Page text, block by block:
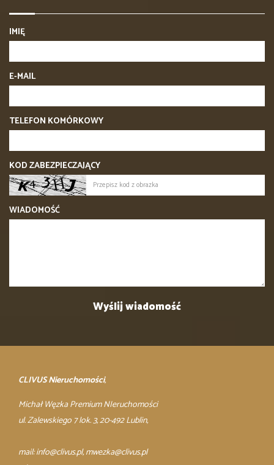
IMIĘ
E-MAIL
TELEFON KOMÓRKOWY
KOD ZABEZPIECZAJĄCY
WIADOMOŚĆ
CLIVUS Nieruchomości,
Michał Węzka Premium NIeruchomości
ul. Zalewskiego 7 lok. 3, 20-492 Lublin,
mail:info@clivus.pl, mwezka@clivus.pl